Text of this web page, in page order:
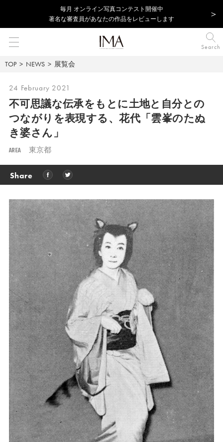
毎⽉ オンライン写真コンテスト開催中
著名な審査員があなたの作品をレビューします
Search
TOP NEWS 展覧会
24 February 2021
不可思議な伝承をもとに土地と自分との
つながりを表現する、花代「雲峯のたぬ
き婆さん」
AREA 東京都
Share